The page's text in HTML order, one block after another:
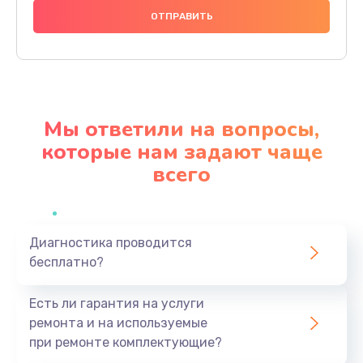
1000 руб.
Заказать
Профилактическая чистка
Заказать
Мы ответили на вопросы,
которые нам задают чаще
всего
Диагностика проводится
бесплатно?
Есть ли гарантия на услуги
ремонта и на используемые
при ремонте комплектующие?